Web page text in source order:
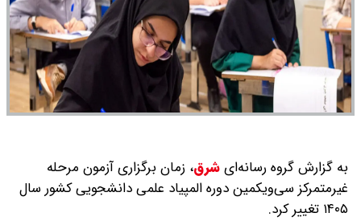
به گزارش گروه رسانه‌ایشرق، زمان برگزاری آزمون مرحله
غیرمتمرکز سی‌ویکمین دوره المپیاد علمی دانشجویی کشور سال
۱۴۰۵ تغییر کرد.